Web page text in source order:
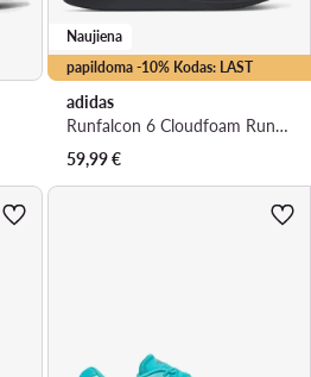
papildoma -10% Kodas: LAST
Naujiena
adidas
Runfalcon 6 Cloudfoam Running Shoes IH9530 · Bėgimo batai
59,99€